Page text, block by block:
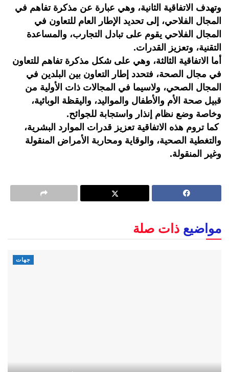
وتهدف الاتفاقية الثانية، وهي عبارة عن مذكرة تفاهم في
المجال الفلاحي، إلى تحديد الإطار العام للتعاون في
المجال الفلاحي يقوم على تبادل التجارب، والمساعدة
التقنية، وتعزيز القدرات.
أما الاتفاقية الثالثة، وهي على شكل مذكرة تفاهم للتعاون
في مجال الصحة، فتحدد إطار التعاون بين البلدين في
المجال الصحي، ولاسيما في المجالات ذات الأولية من
قبيل صحة الأم والأطفال والمواليد، واليقظة الوبائية،
وخاصة وضع نظام إنذار واستجابة للجوائح.
كما تروم هذه الاتفاقية تعزيز قدرات الموارد البشرية،
والتغطية الصحية، والوقاية ومحاربة الأمراض المنقولة
وغير المنقولة.
مواضيع ذات صلة
جهات